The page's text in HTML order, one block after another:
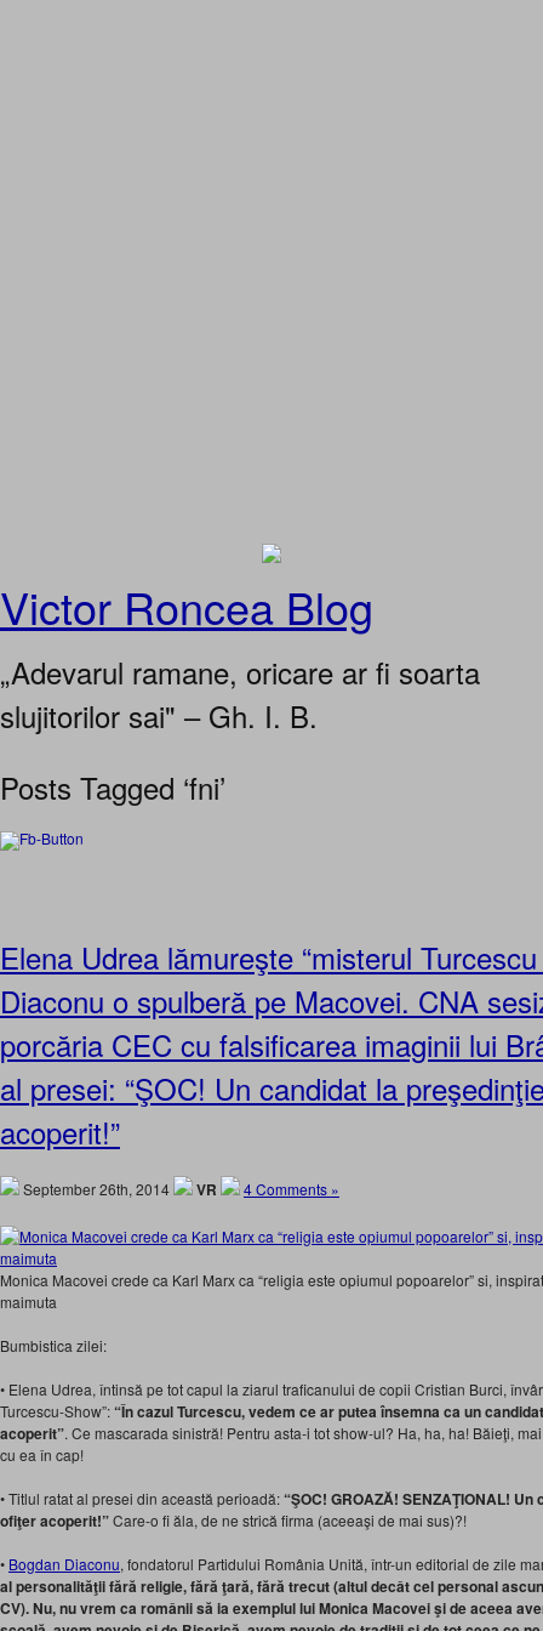
Victor Roncea Blog
„Adevarul ramane, oricare ar fi soarta
slujitorilor sai" – Gh. I. B.
Posts Tagged ‘fni’
Elena Udrea lămureşte “misterul
Diaconu o spulberă pe Macovei. CNA
porcăria CEC cu falsificarea imaginii lui
al presei: “ŞOC! Un candidat la
acoperit!”
September 26th, 2014 VR 4 Comments »
Monica Macovei crede ca Karl Marx ca “religia este opiumul popoarelor” si,
maimuta
Bumbistica zilei:
• Elena Udrea, întinsă pe tot capul la ziarul traficanului de copii Cristian Burci,
Turcescu-Show”:“În cazul Turcescu, vedem ce ar putea însemna ca un
acoperit”. Ce mascarada sinistră! Pentru asta-i tot show-ul? Ha, ha, ha! Băieţi,
cu ea în cap!
• Titlul ratat al presei din această perioadă:“ŞOC! GROAZĂ! SENZAŢIONAL!
ofiţer acoperit!”Care-o fi ăla, de ne strică firma (aceeaşi de mai sus)?!
• Bogdan Diaconu, fondatorul Partidului România Unită, într-un editorial de zile
al personalităţii fără religie, fără ţară, fără trecut (altul decât cel personal
CV). Nu, nu vrem ca românii să ia exemplul lui Monica Macovei şi de aceea